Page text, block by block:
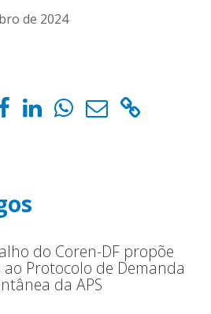
de 2024
do Coren-DF propõe
Protocolo de Demanda
da APS